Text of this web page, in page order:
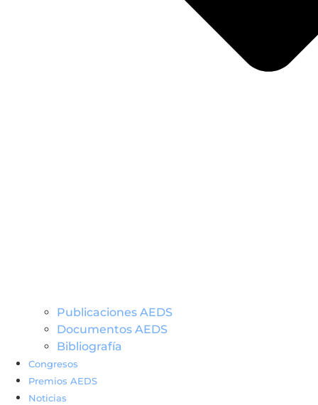
Publicaciones AEDS
Documentos AEDS
Bibliografía
Congresos
Premios AEDS
Noticias